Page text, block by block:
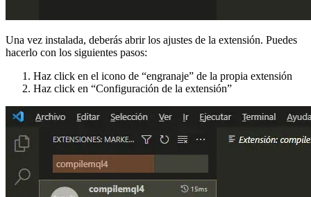
Una vez instalada, deberás abrir los ajustes de la extensión. Puedes
hacerlo con los siguientes pasos:
Haz click en el icono de “engranaje” de la propia extensión
Haz click en “Configuración de la extensión”